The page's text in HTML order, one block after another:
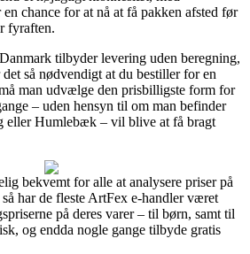
chance for at nå at få pakken afsted før
fyraften.
tilbyder levering uden beregning,
så nødvendigt at du bestiller for en
man udvælge den prisbilligste form for
– uden hensyn til om man befinder
eller Humlebæk – vil blive at få bragt
bekvemt for alle at analysere priser på
har de fleste ArtFex e-handler været
på deres varer – til børn, samt til
og endda nogle gange tilbyde gratis